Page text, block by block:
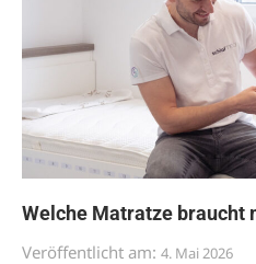
Welche Matratze braucht
Veröffentlicht am: 4. Mai 2026